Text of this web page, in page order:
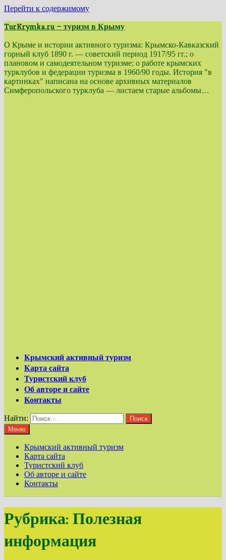
Перейти к содержимому
TurKrymka.ru — туризм в Крыму
О Крыме и истории активного туризма: Крымско-Кавказский
горный клуб 1890 г. — советский период 1917/95 гг.; о
плановом и самодеятельном туризме; о работе крымских
турклубов и федерации туризма в 1960/90 годы. История "в
картинках" написана на основе архивных материалов
Симферопольского турклуба — листаем старые альбомы…
Крымский активный туризм
Карта сайта
Туристский клуб
Об авторе и сайте
Контакты
Найти:
Меню
Крымский активный туризм
Карта сайта
Туристский клуб
Об авторе и сайте
Контакты
Рубрика: Полезная
информация